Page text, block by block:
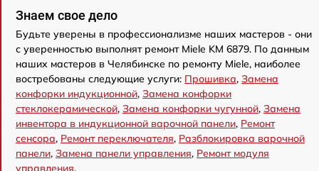
Знаем свое дело
Будьте уверены в профессионализме наших мастеров - они
с уверенностью выполнят ремонт Miele KM 6879. По данным
наших мастеров в Челябинске по ремонту Miele, наиболее
востребованы следующие услуги: Прошивка, Замена
конфорки индукционной, Замена конфорки
стеклокерамической, Замена конфорки чугунной, Замена
инвентора в индукционной варочной панели, Ремонт
сенсора, Ремонт переключателя, Разблокировка варочной
панели, Замена панели управления, Ремонт модуля
управления.